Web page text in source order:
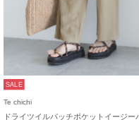
SALE
Te chichi